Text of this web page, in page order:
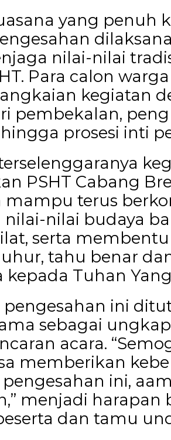
yang penuh
nilai-nilai
Para calon
kegiatan
pembekalan,
prosesi inti
PSHT Cabang
mampu terus
nilai-nilai budaya
serta
tahu benar
kepada Tuhan
pengesahan ini
sebagai
acara.
memberikan
ini,
menjadi harapan
dan tamu